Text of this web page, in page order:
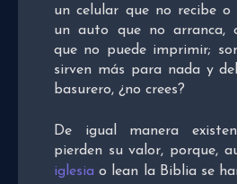
un celular que no recibe o
un auto que no arranca,
que no puede imprimir;
sirven más para nada y
basurero, ¿no crees?
De igual manera
pierden su valor, porque,
iglesia o lean la Biblia se